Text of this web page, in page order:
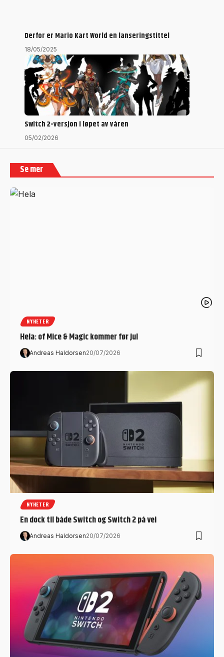
Derfor er Mario Kart World en lanseringstittel
18/05/2025
Switch 2-versjon i løpet av våren
05/02/2026
Se mer
NYHETER
Hela: of Mice & Magic kommer før jul
Andreas Haldorsen20/07/2026
NYHETER
En dock til både Switch og Switch 2 på vei
Andreas Haldorsen20/07/2026